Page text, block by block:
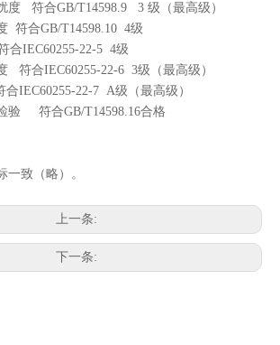
度 符合GB/T14598.9 3 级（最高级）
符合GB/T14598.10 4级
合IEC60255-22-5 4级
符合IEC60255-22-6 3级（最高级）
合IEC60255-22-7 A级（最高级）
验 符合GB/T14598.16合格
一致（略）。
上一条:
下一条: